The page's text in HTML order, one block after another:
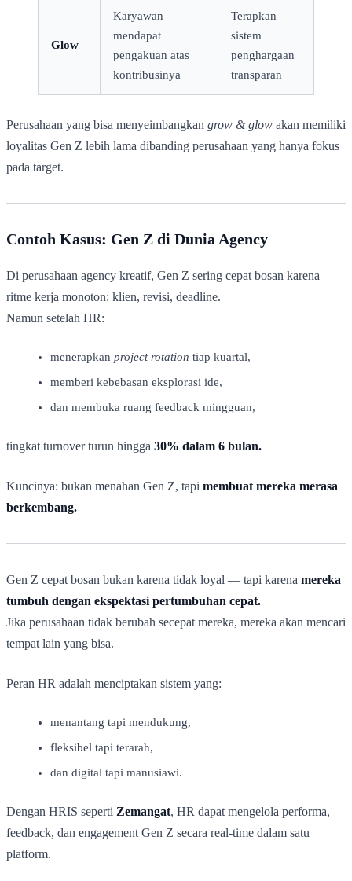
Glow
Karyawan
mendapat
pengakuan atas
kontribusinya
Terapkan
sistem
penghargaan
transparan
Perusahaan yang bisa menyeimbangkan grow & glow akan memiliki
loyalitas Gen Z lebih lama dibanding perusahaan yang hanya fokus
pada target.
Contoh Kasus: Gen Z di Dunia Agency
Di perusahaan agency kreatif, Gen Z sering cepat bosan karena
ritme kerja monoton: klien, revisi, deadline.
Namun setelah HR:
menerapkan project rotation tiap kuartal,
memberi kebebasan eksplorasi ide,
dan membuka ruang feedback mingguan,
tingkat turnover turun hingga 30% dalam 6 bulan.
Kuncinya: bukan menahan Gen Z, tapi membuat mereka merasa
berkembang.
Gen Z cepat bosan bukan karena tidak loyal — tapi karena mereka
tumbuh dengan ekspektasi pertumbuhan cepat.
Jika perusahaan tidak berubah secepat mereka, mereka akan mencari
tempat lain yang bisa.
Peran HR adalah menciptakan sistem yang:
menantang tapi mendukung,
fleksibel tapi terarah,
dan digital tapi manusiawi.
Dengan HRIS seperti Zemangat, HR dapat mengelola performa,
feedback, dan engagement Gen Z secara real-time dalam satu
platform.